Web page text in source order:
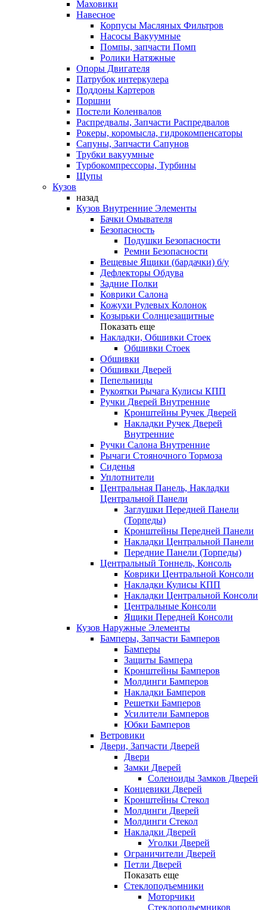
Маховики
Навесное
Корпусы Масляных Фильтров
Насосы Вакуумные
Помпы, запчасти Помп
Ролики Натяжные
Опоры Двигателя
Патрубок интеркулера
Поддоны Картеров
Поршни
Постели Коленвалов
Распредвалы, Запчасти Распредвалов
Рокеры, коромысла, гидрокомпенсаторы
Сапуны, Запчасти Сапунов
Трубки вакуумные
Турбокомпрессоры, Турбины
Щупы
Кузов
назад
Кузов Внутренние Элементы
Бачки Омывателя
Безопасность
Подушки Безопасности
Ремни Безопасности
Вещевые Ящики (бардачки) б/у
Дефлекторы Обдува
Задние Полки
Коврики Салона
Кожухи Рулевых Колонок
Козырьки Солнцезащитные
Показать еще
Накладки, Обшивки Стоек
Обшивки Стоек
Обшивки
Обшивки Дверей
Пепельницы
Рукоятки Рычага Кулисы КПП
Ручки Дверей Внутренние
Кронштейны Ручек Дверей
Накладки Ручек Дверей
Внутренние
Ручки Салона Внутренние
Рычаги Стояночного Тормоза
Сиденья
Уплотнители
Центральная Панель, Накладки
Центральной Панели
Заглушки Передней Панели
(Торпеды)
Кронштейны Передней Панели
Накладки Центральной Панели
Передние Панели (Торпеды)
Центральный Тоннель, Консоль
Коврики Центральной Консоли
Накладки Кулисы КПП
Накладки Центральной Консоли
Центральные Консоли
Ящики Передней Консоли
Кузов Наружные Элементы
Бамперы, Запчасти Бамперов
Бамперы
Защиты Бампера
Кронштейны Бамперов
Молдинги Бамперов
Накладки Бамперов
Решетки Бамперов
Усилители Бамперов
Юбки Бамперов
Ветровики
Двери, Запчасти Дверей
Двери
Замки Дверей
Соленоиды Замков Дверей
Концевики Дверей
Кронштейны Стекол
Молдинги Дверей
Молдинги Стекол
Накладки Дверей
Уголки Дверей
Ограничители Дверей
Петли Дверей
Показать еще
Стеклоподъемники
Моторчики
Стеклоподьемников